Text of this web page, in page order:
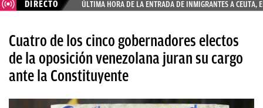
DIRECTO
ÚLTIMA HORA DE LA ENTRADA DE INMIGRANTES A CEUTA,
Cuatro de los cinco gobernadores electos
de la oposición venezolana juran su cargo
ante la Constituyente